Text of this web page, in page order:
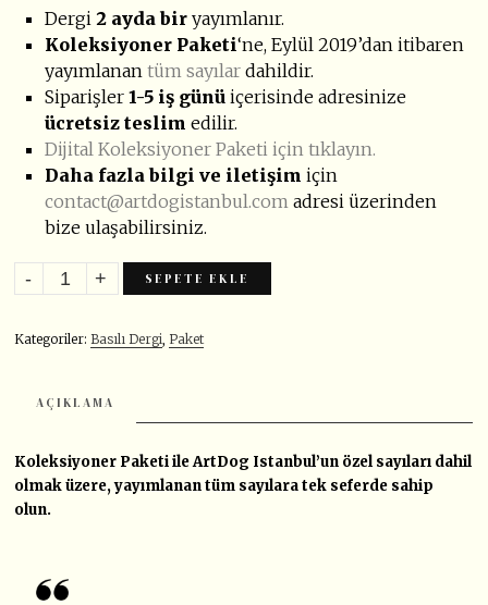
Dergi2 ayda bir yayımlanır.
Koleksiyoner Paketi‘ne, Eylül 2019’dan itibaren
yayımlanantüm sayılar dahildir.
Siparişler1-5 iş günü içerisinde adresinize
ücretsiz teslim edilir.
Dijital Koleksiyoner Paketi için tıklayın.
Daha fazla bilgi ve iletişimiçin
contact@artdogistanbul.com adresi üzerinden
bize ulaşabilirsiniz.
SEPETE EKLE
Kategoriler:Basılı Dergi Paket
AÇIKLAMA
Koleksiyoner Paketi ile ArtDog Istanbul’un özel sayıları dahil
olmak üzere, yayımlanan tüm sayılara tek seferde sahip
olun.